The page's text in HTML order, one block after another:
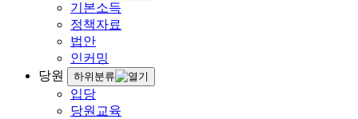
기본소득
정책자료
법안
인커밍
당원
하위분류
입당
당원교육